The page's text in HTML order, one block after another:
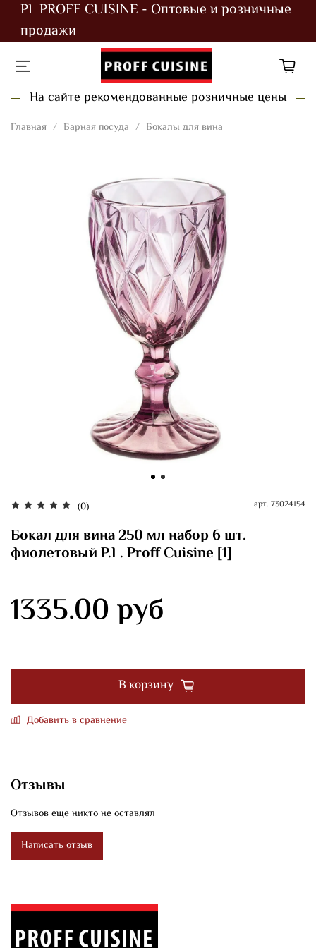
PL PROFF CUISINE - Оптовые и розничные
продажи
На сайте рекомендованные розничные цены
Главная Барная посуда Бокалы для вина
(0) арт. 73024154
Бокал для вина 250 мл набор 6 шт.
фиолетовый P.L. Proff Cuisine [1]
1335.00 руб
В корзину
Добавить в сравнение
Отзывы
Отзывов еще никто не оставлял
Написать отзыв